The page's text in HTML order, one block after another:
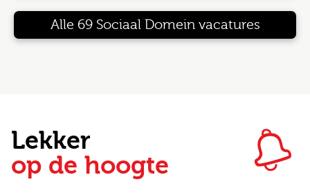
Alle 69 Sociaal Domein vacatures
Lekker
op de hoogte